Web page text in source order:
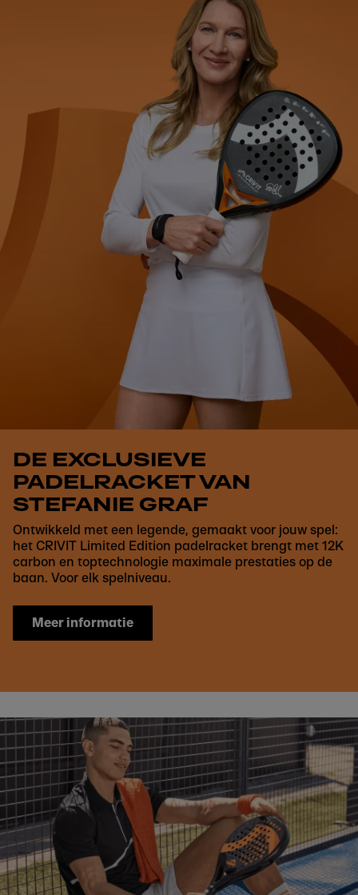
DE EXCLUSIEVE
PADELRACKET VAN
STEFANIE GRAF
Ontwikkeld met een legende, gemaakt voor jouw spel:
het CRIVIT Limited Edition padelracket brengt met 12K
carbon en toptechnologie maximale prestaties op de
baan. Voor elk spelniveau.
Meer informatie